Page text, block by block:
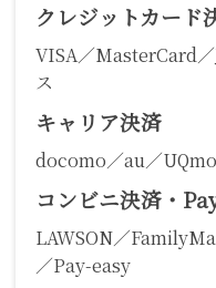
クレジットカード
VISA／MasterCard／
ス
キャリア決済
docomo／au／
コンビニ決済・
LAWSON／
／Pay-easy